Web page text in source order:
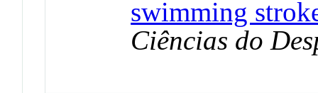
swimming
Ciências do